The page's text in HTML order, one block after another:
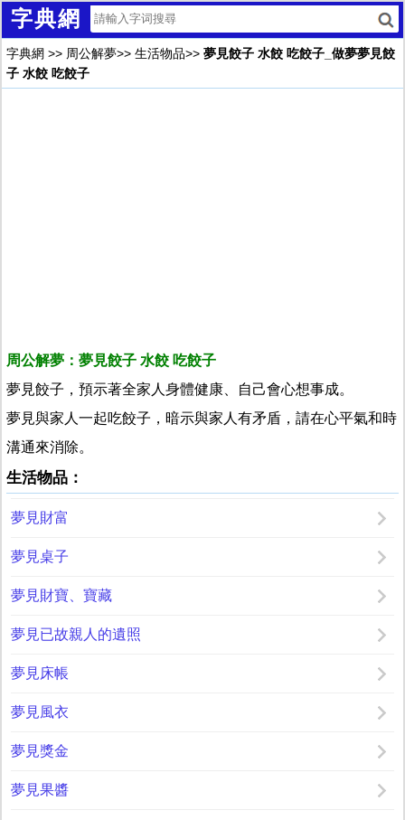
字典網
字典網 >> 周公解夢>> 生活物品>> 夢見餃子 水餃 吃餃子_做夢夢見餃
子 水餃 吃餃子
周公解夢：夢見餃子 水餃 吃餃子
夢見餃子，預示著全家人身體健康、自己會心想事成。
夢見與家人一起吃餃子，暗示與家人有矛盾，請在心平氣和時
溝通來消除。
生活物品：
夢見財富
夢見桌子
夢見財寶、寶藏
夢見已故親人的遺照
夢見床帳
夢見風衣
夢見獎金
夢見果醬